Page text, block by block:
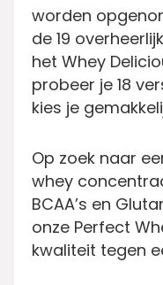
worden
de 19
het Whey
probeer je 18
kies je
Op zoek naar
whey
BCAA’s en
onze Perfect
kwaliteit tegen